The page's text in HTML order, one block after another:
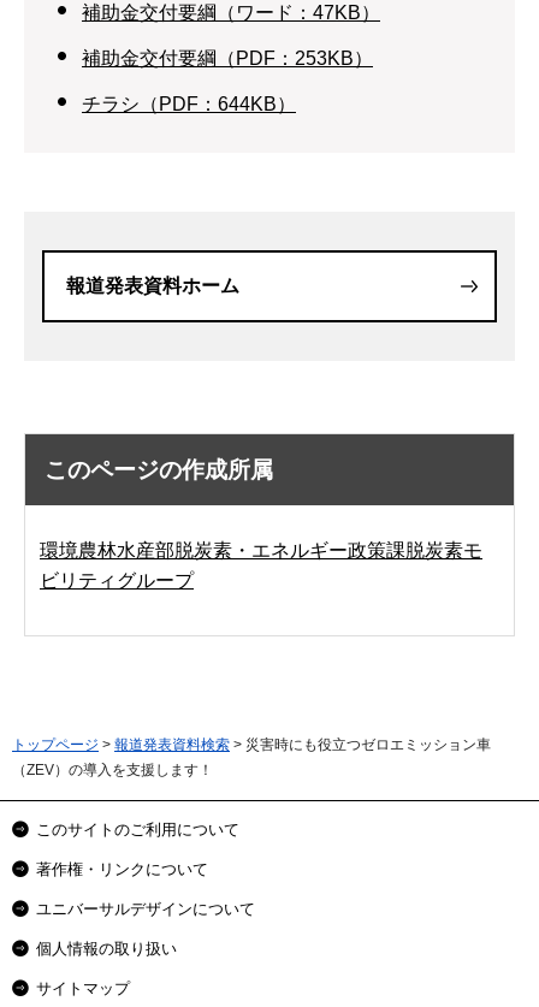
補助金交付要綱（ワード：47KB）
補助金交付要綱（PDF：253KB）
チラシ（PDF：644KB）
報道発表資料ホーム
このページの作成所属
環境農林水産部脱炭素・エネルギー政策課脱炭素モ
ビリティグループ
トップページ > 報道発表資料検索 > 災害時にも役立つゼロエミッション車
（ZEV）の導入を支援します！
このサイトのご利用について
著作権・リンクについて
ユニバーサルデザインについて
個人情報の取り扱い
サイトマップ